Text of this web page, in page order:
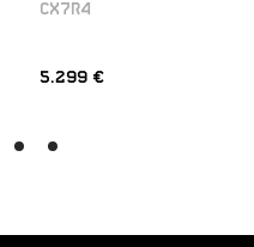
CX7R4
5.299 €